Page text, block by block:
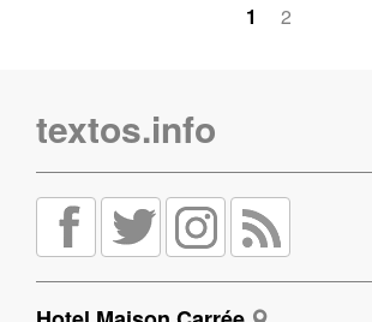
1 2
textos.info